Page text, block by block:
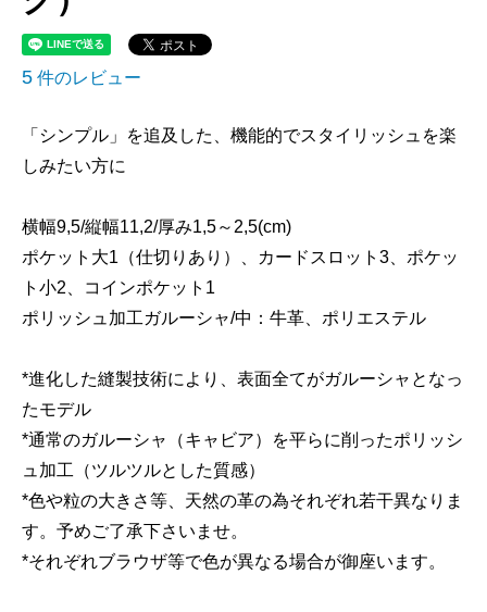
5 件のレビュー
「シンプル」を追及した、機能的でスタイリッシュを楽
しみたい方に
横幅9,5/縦幅11,2/厚み1,5～2,5(cm)
ポケット大1（仕切りあり）、カードスロット3、ポケッ
ト小2、コインポケット1
ポリッシュ加工ガルーシャ/中：牛革、ポリエステル
*進化した縫製技術により、表面全てがガルーシャとなっ
たモデル
*通常のガルーシャ（キャビア）を平らに削ったポリッシ
ュ加工（ツルツルとした質感）
*色や粒の大きさ等、天然の革の為それぞれ若干異なりま
す。予めご了承下さいませ。
*それぞれブラウザ等で色が異なる場合が御座います。